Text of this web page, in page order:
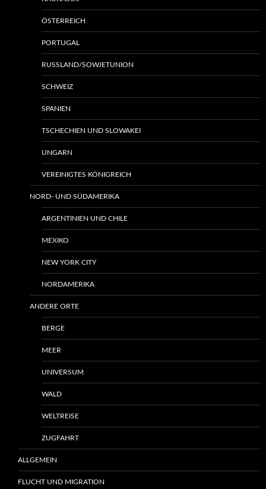
ÖSTERREICH
PORTUGAL
RUSSLAND/SOWJETUNION
SCHWEIZ
SPANIEN
TSCHECHIEN UND SLOWAKEI
UNGARN
VEREINIGTES KÖNIGREICH
NORD- UND SÜDAMERIKA
ARGENTINIEN UND CHILE
MEXIKO
NEW YORK CITY
NORDAMERIKA
ANDERE ORTE
BERGE
MEER
UNIVERSUM
WALD
WELTREISE
ZUGFAHRT
ALLGEMEIN
FLUCHT UND MIGRATION